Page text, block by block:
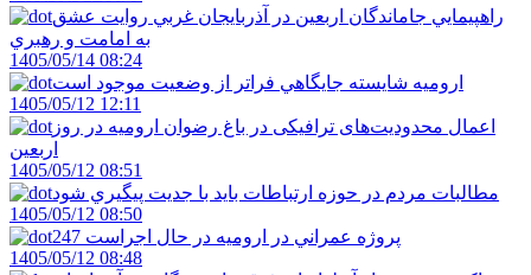
راهپيمايي جاماندگان اربعين در آذربايجان غربي روايت عشق
به امامت و رهبري
1405/05/14 08:24
اروميه شايسته جايگاهي فراتر از وضعيت موجود است
1405/05/12 12:11
اعمال محدودیت‌های ترافیکی در باغ رضوان ارومیه در روز
اربعین
1405/05/12 08:51
مطالبات مردم در حوزه ارتباطات بايد با جديت پيگيري شود
1405/05/12 08:50
247 پروژه عمراني در اروميه در حال اجراست
1405/05/12 08:48